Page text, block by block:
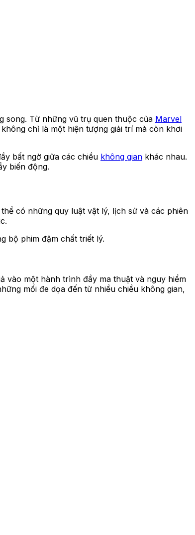
song. Từ những vũ trụ quen thuộc của Marvel
chỉ là một hiện tượng giải trí mà còn khơi
bất ngờ giữa các chiều không gian khác nhau.
biến động.
có những quy luật vật lý, lịch sử và các phiên
bộ phim đậm chất triết lý.
vào một hành trình đầy ma thuật và nguy hiểm
mối đe dọa đến từ nhiều chiều không gian,